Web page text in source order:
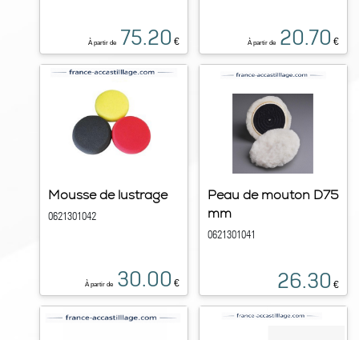
À partir de 75.20 € À partir de 20.70 €
Mousse de lustrage
0621301042
À partir de 30.00 €
Peau de mouton D75
mm
0621301041
26.30 €